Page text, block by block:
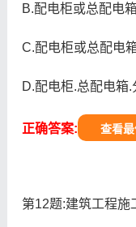
B.配电柜或总配电
C.配电柜或总配电
D.配电柜.总配电箱
正确答案: 查看
第12题:建筑工程施